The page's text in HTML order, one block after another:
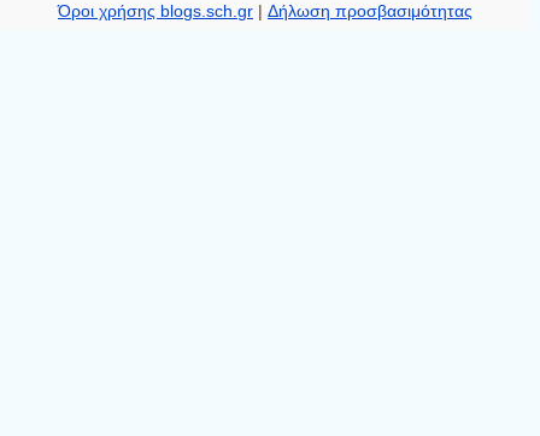
Όροι χρήσης blogs.sch.gr |Δήλωση προσβασιμότητας